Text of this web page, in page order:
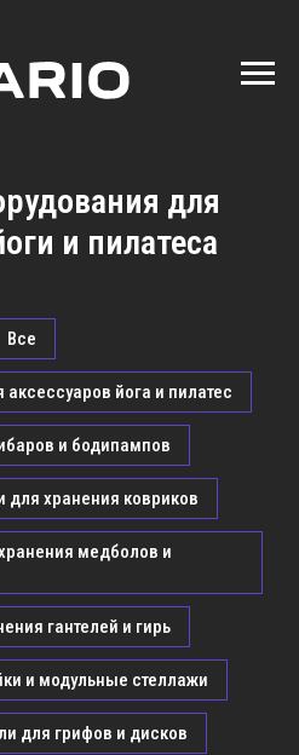
для
и пилатеса
Все
йога и пилатес
и бодипампов
для хранения ковриков
медболов и
гантелей и гирь
и модульные стеллажи
для грифов и дисков